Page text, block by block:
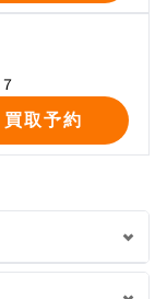
買取予約